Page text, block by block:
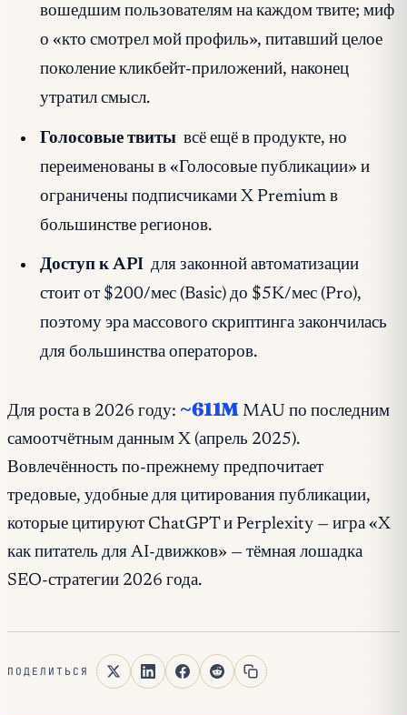
вошедшим пользователям на каждом твите; миф
о «кто смотрел мой профиль», питавший целое
поколение кликбейт-приложений, наконец
утратил смысл.
Голосовые твиты всё ещё в продукте, но
переименованы в «Голосовые публикации» и
ограничены подписчиками X Premium в
большинстве регионов.
Доступ к API для законной автоматизации
стоит от $200/мес (Basic) до $5K/мес (Pro),
поэтому эра массового скриптинга закончилась
для большинства операторов.
Для роста в 2026 году: ~611MMAU по последним
самоотчётным данным X (апрель 2025).
Вовлечённость по-прежнему предпочитает
тредовые, удобные для цитирования публикации,
которые цитируют ChatGPT и Perplexity — игра «X
как питатель для AI-движков» — тёмная лошадка
SEO-стратегии 2026 года.
ПОДЕЛИТЬСЯ